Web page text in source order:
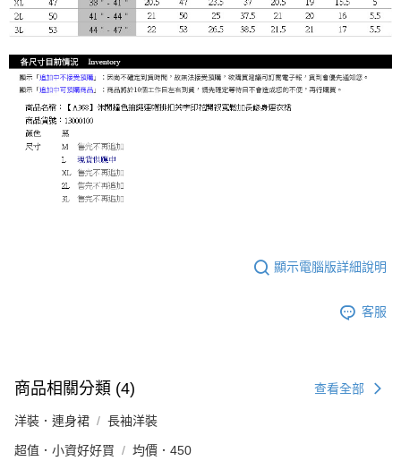
顯示電腦版詳細說明
客服
商品相關分類 (4) 查看全部
洋裝．連身裙 長袖洋裝
超值．小資好好買 均價．450